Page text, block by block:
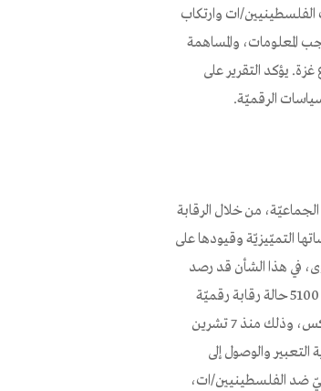
الفلسطينيين/ات وارتكاب
المعلومات، والمساهمة
يؤكد التقرير على
الرقميّة.
من خلال الرقابة
التميّيزيّة وقيودها على
في هذا الشأن قد رصد
، أكثر من 5100 حالة رقابة رقميّة
وانتشار للمحتوى الضار عبر الإنترنت على المنصات الرئيسيّة عبر الإنترنت كمنصات ميتا وإكس، وذلك منذ 7 تشرين
حرية التعبير والوصول إلى
ضد الفلسطينيين/ات،